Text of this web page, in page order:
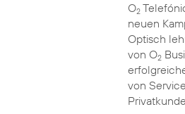
O2
neuen
Optisch
von O2
von